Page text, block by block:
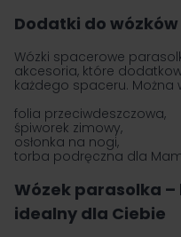
Dodatki do
Wózki spacerowe
akcesoria, które
każdego spaceru. Można
folia przeciwdeszczowa,
śpiworek zimowy,
osłonka na nogi,
torba podręczna dla
Wózek parasolka
idealny dla Ciebie